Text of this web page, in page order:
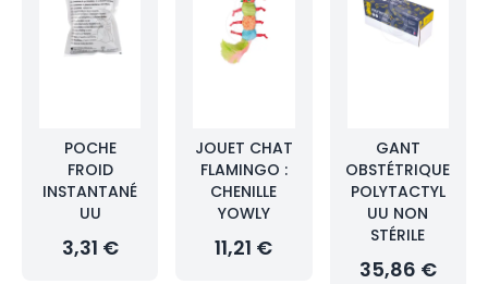
POCHE
FROID
INSTANTANÉ
UU
3,31 €
JOUET CHAT
FLAMINGO :
CHENILLE
YOWLY
11,21 €
GANT
OBSTÉTRIQUE
POLYTACTYL
UU NON
STÉRILE
35,86 €